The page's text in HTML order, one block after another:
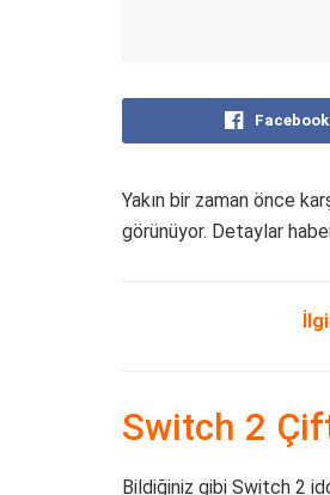
Yakın bir zaman önce
görünüyor. Detaylar
Switch 2
Bildiğiniz gibi Switch 2